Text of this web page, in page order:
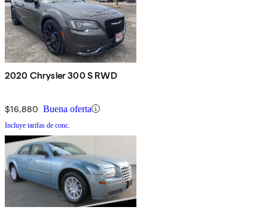
2020 Chrysler 300 S RWD
$16,880 Buena oferta
Incluye tarifas de conc.